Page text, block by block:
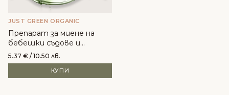
JUST GREEN ORGANIC
Препарат за миене на
бебешки съдове и
шишета - Just Green
Organic
5.37 € / 10.50 лв.
КУПИ